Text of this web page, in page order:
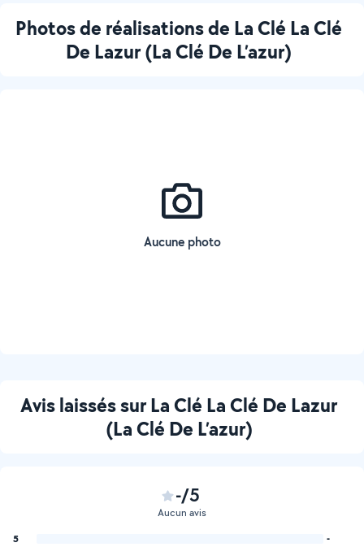
Photos de réalisations de La Clé La Clé
De Lazur (La Clé De L’azur)
Aucune photo
Avis laissés sur La Clé La Clé De Lazur
(La Clé De L’azur)
-/5
Aucun avis
5
-